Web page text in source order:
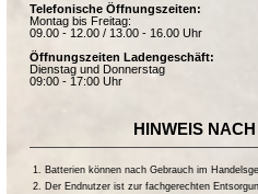
Telefonische Öffnungszeiten:
Montag bis Freitag:
09.00 - 12.00 / 13.00 - 16.00 Uhr
Öffnungszeiten Ladengeschäft:
Dienstag und Donnerstag
09:00 - 17:00 Uhr
HINWEIS
Batterien können nach Gebrauch im
Der Endnutzer ist zur fachgerechten